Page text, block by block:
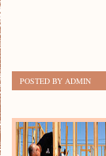
POSTED BY ADMIN